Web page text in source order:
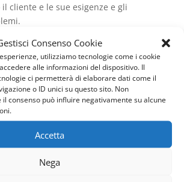
Consenso Cookie
utilizziamo tecnologie come i cookie
alle informazioni del dispositivo. Il
ci permetterà di elaborare dati come il
o ID unici su questo sito. Non
consenso può influire negativamente su alcune
Accetta
Nega
cliente e le sue esigenze e gli
Caldaie Vaillant Marconi
per i suoi clienti!
di Vaillant e le
condensazione
ha una storia lunga e
parte quindi da lontano.Infatti tutto
è una filiale al 100% del gruppo